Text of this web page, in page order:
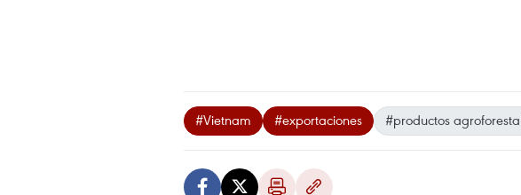
#Vietnam #exportaciones #productos